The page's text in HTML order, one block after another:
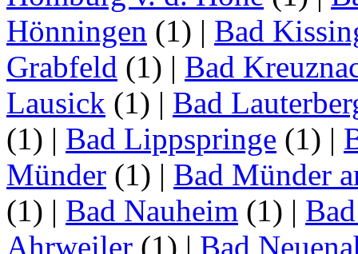
Hönningen (1) | Bad
Grabfeld (1) | Bad
Lausick (1) | Bad
(1) | Bad Lippspringe (1) |
Münder (1) | Bad Münder
(1) | Bad Nauheim (1) |
Ahrweiler (1) | Bad